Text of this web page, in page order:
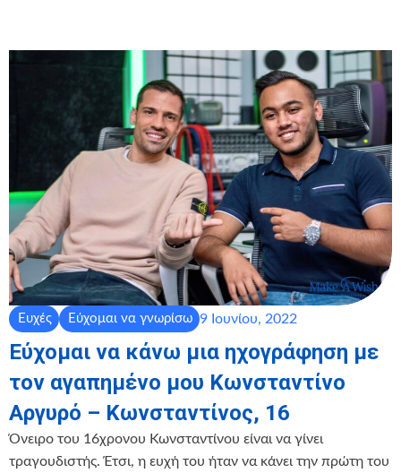
Ευχές Εύχομαι να γνωρίσω 9 Ιουνίου, 2022
Εύχομαι να κάνω μια ηχογράφηση με
τον αγαπημένο μου Κωνσταντίνο
Αργυρό – Κωνσταντίνος, 16
Όνειρο του 16χρονου Κωνσταντίνου είναι να γίνει
τραγουδιστής. Έτσι, η ευχή του ήταν να κάνει την πρώτη του